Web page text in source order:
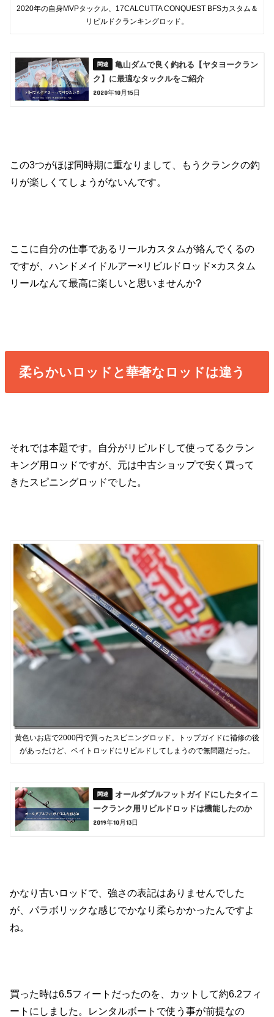
2020年の自身MVPタックル、17CALCUTTA CONQUEST BFSカスタム＆
リビルドクランキングロッド。
亀山ダムで良く釣れる【ヤタヨークラン
ク】に最適なタックルをご紹介
2020年10月15日
この3つがほぼ同時期に重なりまして、もうクランクの釣
りが楽しくてしょうがないんです。
ここに自分の仕事であるリールカスタムが絡んでくるの
ですが、ハンドメイドルアー×リビルドロッド×カスタム
リールなんて最高に楽しいと思いませんか?
柔らかいロッドと華奢なロッドは違う
それでは本題です。自分がリビルドして使ってるクラン
キング用ロッドですが、元は中古ショップで安く買って
きたスピニングロッドでした。
黄色いお店で2000円で買ったスピニングロッド。トップガイドに補修の後
があったけど、ベイトロッドにリビルドしてしまうので無問題だった。
オールダブルフットガイドにしたタイニ
ークランク用リビルドロッドは機能したのか
2019年10月13日
かなり古いロッドで、強さの表記はありませんでした
が、パラボリックな感じでかなり柔らかかったんですよ
ね。
買った時は6.5フィートだったのを、カットして約6.2フィ
ートにしました。レンタルボートで使う事が前提なの